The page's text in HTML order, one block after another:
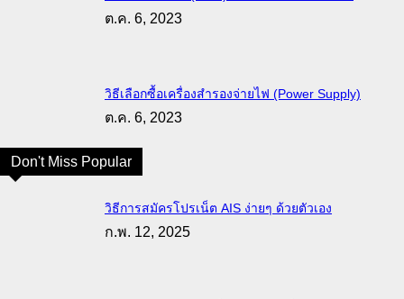
ต.ค. 6, 2023
วิธีเลือกซื้อเครื่องสำรองจ่ายไฟ (Power Supply)
ต.ค. 6, 2023
Don't Miss Popular
วิธีการสมัครโปรเน็ต AIS ง่ายๆ ด้วยตัวเอง
ก.พ. 12, 2025